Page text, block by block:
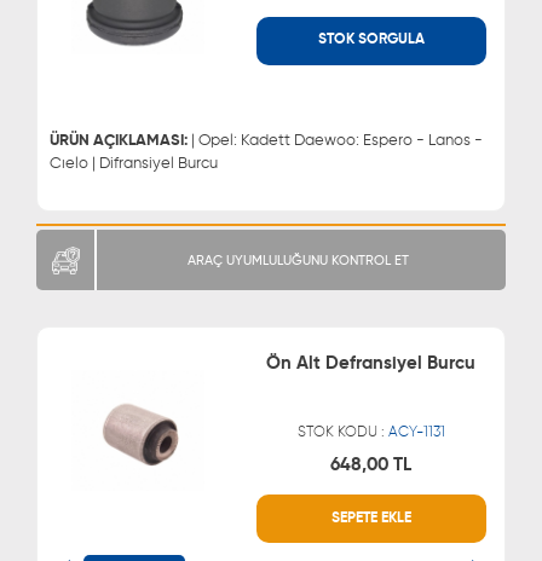
STOK SORGULA
ÜRÜN AÇIKLAMASI: | Opel: Kadett Daewoo: Espero - Lanos -
Cıelo | Difransiyel Burcu
ARAÇ UYUMLULUĞUNU KONTROL ET
Ön Alt Defransiyel Burcu
STOK KODU : ACY-1131
648,00 TL
SEPETE EKLE
MÜŞTERİ HİZMETLERİ